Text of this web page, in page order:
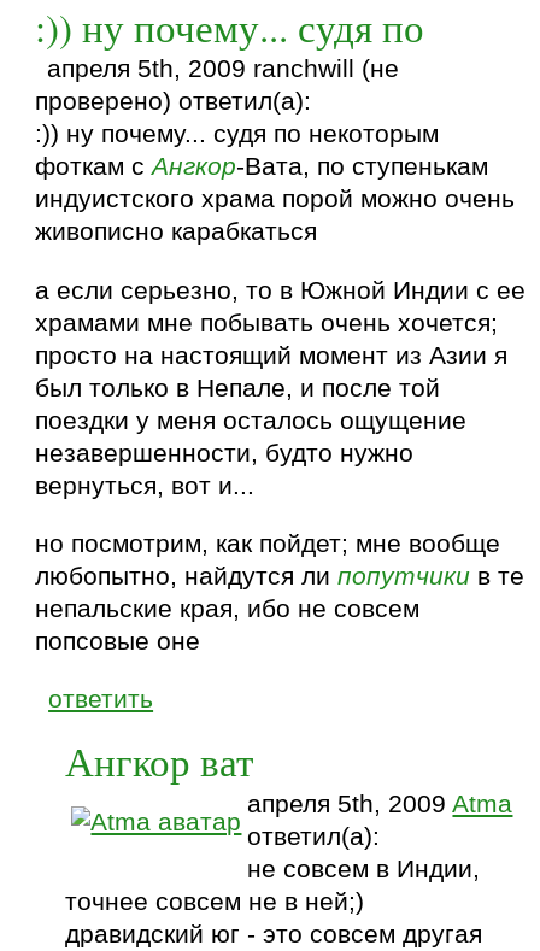
:)) ну почему... судя по
апреля 5th, 2009 ranchwill (не
проверено) ответил(а):
:)) ну почему... судя по некоторым
фоткам сАнгкор-Вата, по ступенькам
индуистского храма порой можно очень
живописно карабкаться
а если серьезно, то в Южной Индии с ее
храмами мне побывать очень хочется;
просто на настоящий момент из Азии я
был только в Непале, и после той
поездки у меня осталось ощущение
незавершенности, будто нужно
вернуться, вот и...
но посмотрим, как пойдет; мне вообще
любопытно, найдутся липопутчики в те
непальские края, ибо не совсем
попсовые оне
ответить
Ангкор ват
апреля 5th, 2009Atma
ответил(а):
не совсем в Индии,
точнее совсем не в ней;)
дравидский юг - это совсем другая